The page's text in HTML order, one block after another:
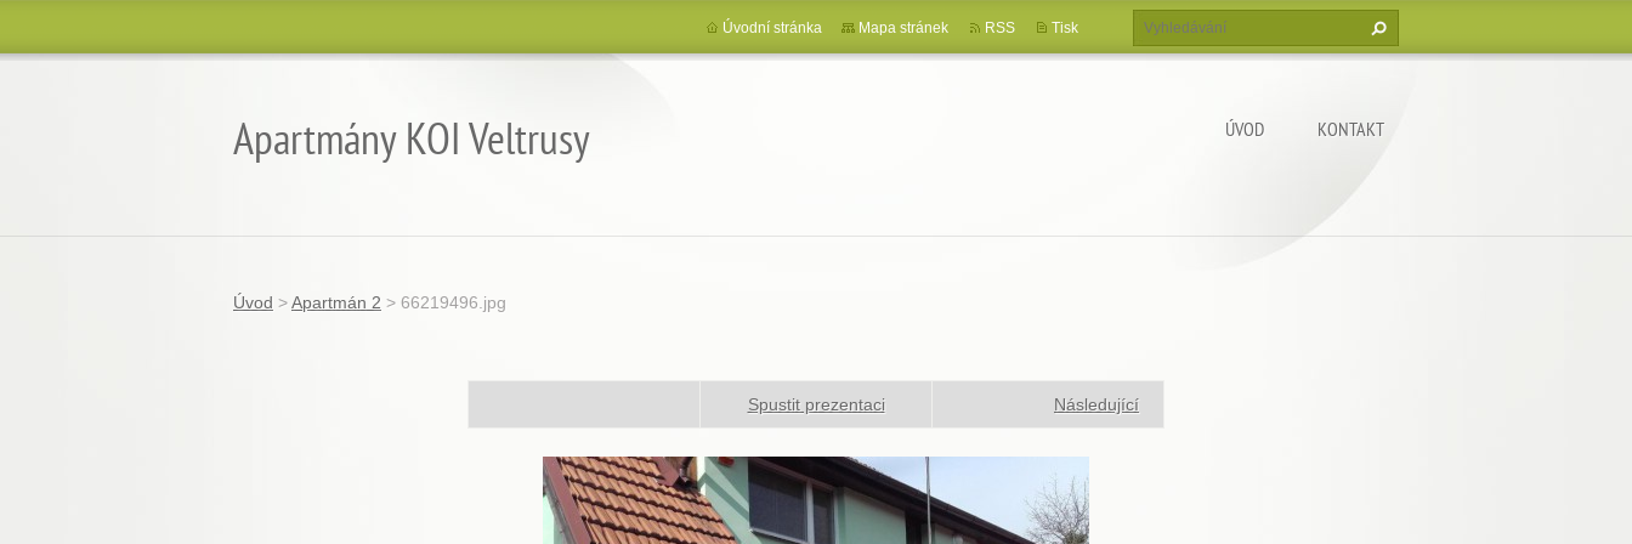
Apartmány KOI Veltrusy ÚVOD KONTAKT
Úvodní stránka Mapa stránek RSS Tisk
Úvod >Apartmán 2 > 66219496.jpg
Spustit prezentaci Následující